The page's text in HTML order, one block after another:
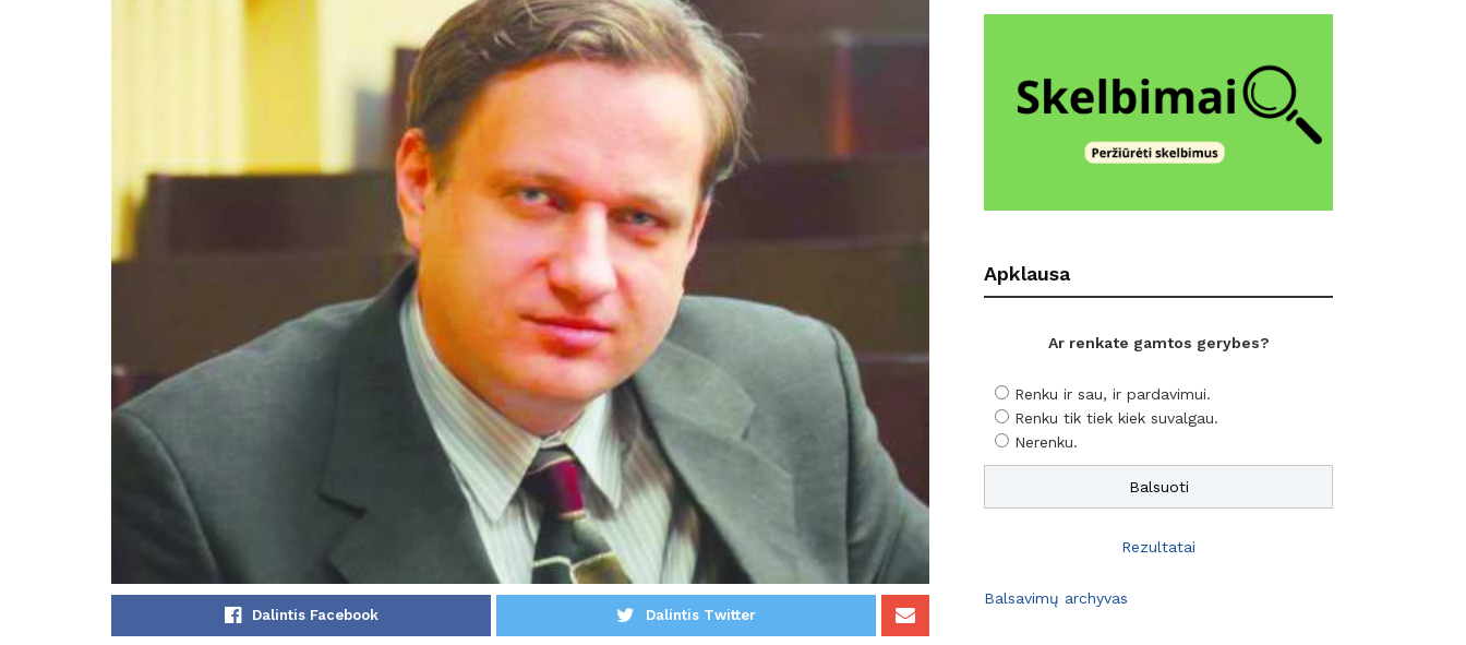
Dalintis Facebook Dalintis Twitter
Apklausa
Ar renkate gamtos gerybes?
Renku ir sau, ir pardavimui.
Renku tik tiek kiek suvalgau.
Nerenku.
Rezultatai
Balsavimų archyvas